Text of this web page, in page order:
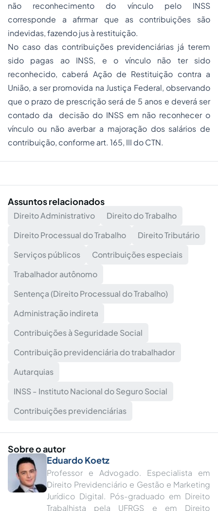
não reconhecimento do vínculo pelo INSS
corresponde a afirmar que as contribuições são
indevidas, fazendo jus à restituição.
No caso das contribuições previdenciárias já terem
sido pagas ao INSS, e o vínculo não ter sido
reconhecido, caberá Ação de Restituição contra a
União, a ser promovida na Justiça Federal, observando
que o prazo de prescrição será de 5 anos e deverá ser
contado da decisão do INSS em não reconhecer o
vínculo ou não averbar a majoração dos salários de
contribuição, conforme art. 165, III do CTN.
Assuntos relacionados
Direito Administrativo
Direito do Trabalho
Direito Processual do Trabalho
Direito Tributário
Serviços públicos
Contribuições especiais
Trabalhador autônomo
Sentença (Direito Processual do Trabalho)
Administração indireta
Contribuições à Seguridade Social
Contribuição previdenciária do trabalhador
Autarquias
INSS - Instituto Nacional do Seguro Social
Contribuições previdenciárias
Sobre o autor
Eduardo Koetz
Professor e Advogado. Especialista em
Direito Previdenciário e Gestão e Marketing
Jurídico Digital. Pós-graduado em Direito
Trabalhista pela UFRGS e em Direito